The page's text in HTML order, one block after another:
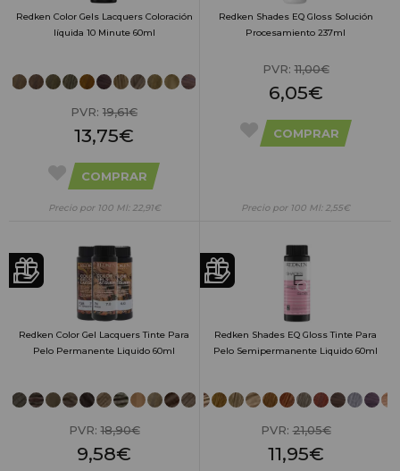
Redken Color Gels Lacquers Coloración
líquida 10 Minute 60ml
PVR: 19,61€
13,75€
COMPRAR
Precio por 100 Ml: 22,91€
Redken Shades EQ Gloss Solución
Procesamiento 237ml
PVR:11,00€
6,05€
COMPRAR
Precio por 100 Ml: 2,55€
Redken Color Gel Lacquers Tinte Para
Pelo Permanente Liquido 60ml
PVR:18,90€
9,58€
Redken Shades EQ Gloss Tinte Para
Pelo Semipermanente Liquido 60ml
PVR:21,05€
11,95€